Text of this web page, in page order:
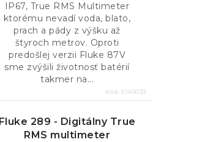
IP67, True RMS Multimeter
ktorému nevadí voda, blato,
prach a pády z výšku až
štyroch metrov. Oproti
predošlej verzii Fluke 87V
sme zvýšili životnosť batérií
takmer na...
Kód:5140033
Fluke 289 - Digitálny True
RMS multimeter